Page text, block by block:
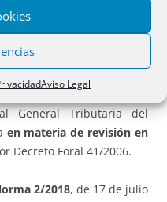
Aviso Legal
a los centros de trabajo
de tributar.
el Reglamento
General Tributaria del
en materia de revisión en
Decreto Foral 41/2006.
2/2018, de 17 de julio